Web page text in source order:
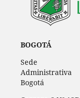
BOGOTÁ
Sede
Administrativa
Bogotá